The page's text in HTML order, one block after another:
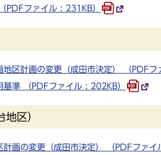
PDFファイル : 231KB）
区計画の変更（成田市決定） （PDFフ
準 （PDFファイル : 202KB）
区）
画の変更（成田市決定） （PDFファイ